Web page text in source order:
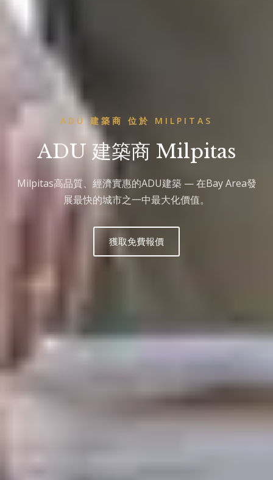
ADU 建築商 位於 MILPITAS
ADU 建築商 Milpitas
Milpitas高品質、經濟實惠的ADU建築 — 在Bay Area發
展最快的城市之一中最大化價值。
獲取免費報價